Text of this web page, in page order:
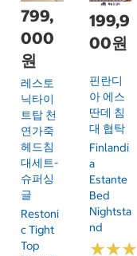
799,
000
원
레스토
닉타이
트탑 천
연가죽
헤드침
대세트-
슈퍼싱
글
Restoni
C Tight
Top
199,9
00원
핀란디
아 에스
딴데 침
대 협탁
Finlandi
A
Estante
Bed
Nightsta
Nd
★★★
★★★